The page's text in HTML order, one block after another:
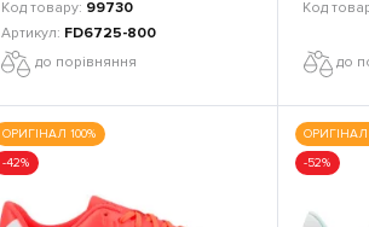
99730
FD6725-800
до порівняння
до
ОРИГІНАЛ 100%
-42%
ОРИГІНАЛ
-52%